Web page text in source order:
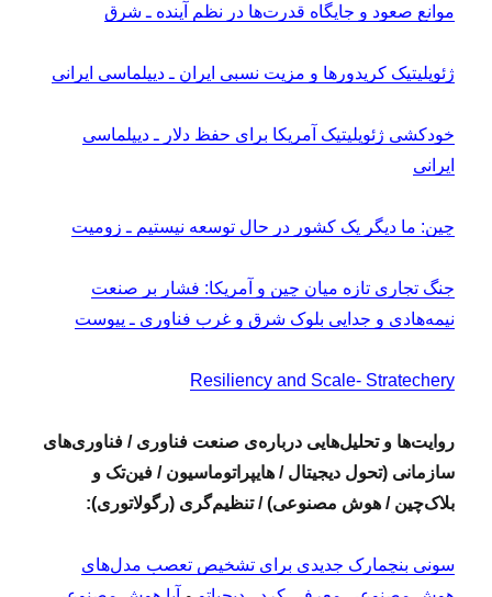
موانع صعود و جایگاه قدرت‌ها در نظم آینده ـ شرق
ژئوپلیتیک کریدورها و مزیت نسبی ایران ـ دیپلماسی ایرانی
خودکشی ژئوپلیتیک آمریکا برای حفظ دلار ـ دیپلماسی
ایرانی
چین: ما دیگر یک کشور در حال توسعه نیستیم ـ زومیت
جنگ تجاری تازه میان چین و آمریکا: فشار بر صنعت
نیمه‌هادی و جدایی بلوک شرق و غرب فناوری ـ پیوست
Resiliency and Scale- Stratechery
روایت‌ها و تحلیل‌هایی درباره‌ی صنعت فناوری / فناوری‌های
سازمانی (تحول دیجیتال / هایپراتوماسیون / فین‌تک و
بلاک‌چین / هوش مصنوعی) / تنظیم‌گری (رگولاتوری):
سونی بنچمارک جدیدی برای تشخیص تعصب مدل‌های